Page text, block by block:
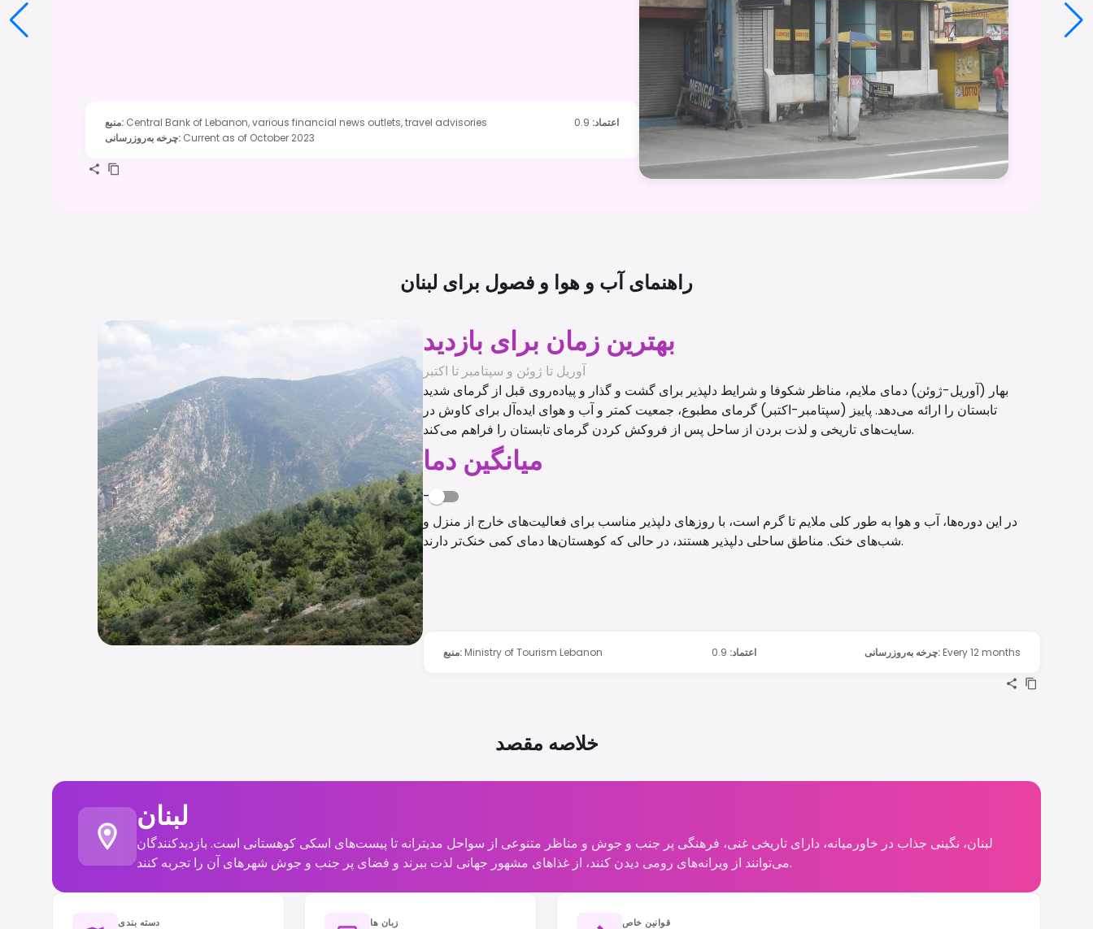
منبع: Central Bank of Lebanon, various financial news outlets, travel advisories اعتماد:
0.9
چرخه به‌روزرسانی: Current as of October 2023
راهنمای آب و هوا و فصول برای لبنان
بهترین زمان برای بازدید
آوریل تا ژوئن و سپتامبر تا اکتبر
بهار (آوریل-ژوئن) دمای ملایم، مناظر شکوفا و شرایط دلپذیر برای گشت و گذار و پیاده‌روی قبل از گرمای شدید
تابستان را ارائه می‌دهد. پاییز (سپتامبر-اکتبر) گرمای مطبوع، جمعیت کمتر و آب و هوای ایده‌آل برای کاوش در
سایت‌های تاریخی و لذت بردن از ساحل پس از فروکش کردن گرمای تابستان را فراهم می‌کند.
میانگین دما
-
در این دوره‌ها، آب و هوا به طور کلی ملایم تا گرم است، با روزهای دلپذیر مناسب برای فعالیت‌های خارج از منزل و
شب‌های خنک. مناطق ساحلی دلپذیر هستند، در حالی که کوهستان‌ها دمای کمی خنک‌تر دارند.
منبع: Ministry of Tourism Lebanon اعتماد:
0.9 چرخه به‌روزرسانی: Every 12 months
خلاصه مقصد
لبنان
لبنان، نگینی جذاب در خاورمیانه، دارای تاریخی غنی، فرهنگی پر جنب و جوش و مناظر متنوعی از سواحل مدیترانه تا پیست‌های اسکی کوهستانی است. بازدیدکنندگان
می‌توانند از ویرانه‌های رومی دیدن کنند، از غذاهای مشهور جهانی لذت ببرند و فضای پر جنب و جوش شهرهای آن را تجربه کنند.
دسته بندی زبان ها قوانین خاص